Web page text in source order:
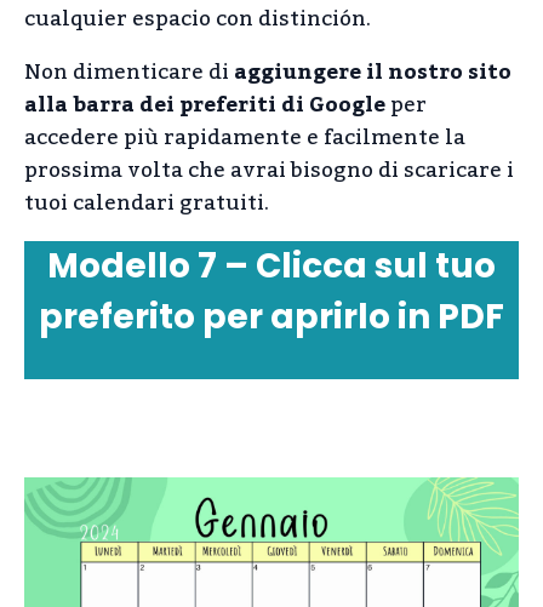
cualquier espacio con distinción.
Non dimenticare diaggiungere il nostro sito
alla barra dei preferiti di Googleper
accedere più rapidamente e facilmente la
prossima volta che avrai bisogno di scaricare i
tuoi calendari gratuiti.
Modello 7 – Clicca sul tuo
preferito per aprirlo in PDF